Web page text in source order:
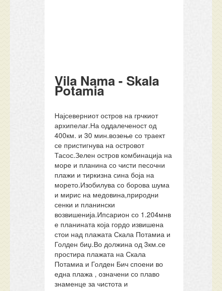
Vila Nama - Skala
Potamia
Најсеверниот остров на грчкиот
архипелаг.На оддалеченост од
400км. и 30 мин.возење со траект
се пристигнува на островот
Тасос.Зелен остров комбинација на
море и планина со чисти песочни
плажи и тиркизна сина боја на
морето.Изобилува со борова шума
и мирис на медовина,природни
сенки и планински
возвишенија.Ипсарион со 1.204мнв
е планината која гордо извишена
стои над плажата Скала Потамиа и
Голден биџ.Во должина од 3км.се
простира плажата на Скала
Потамиа и Голден Бич споени во
една плажа , означени со плаво
знаменце за чистота и